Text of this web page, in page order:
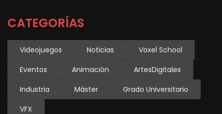
CATEGORÍAS
Videojuegos Noticias
Voxel School
Eventos
Animación
ArtesDigitales
Industria
Máster
Grado Universitario
VFX